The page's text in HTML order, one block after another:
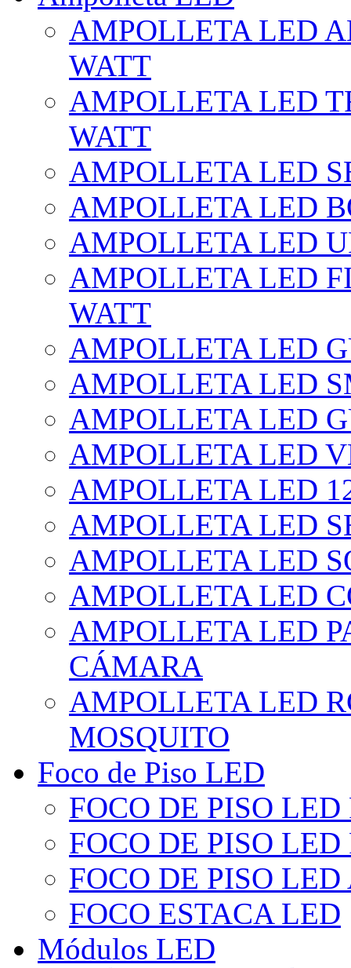
AMPOLLETA LED
WATT
AMPOLLETA LED
WATT
AMPOLLETA LED
AMPOLLETA LED
AMPOLLETA LED
AMPOLLETA LED
WATT
AMPOLLETA LED
AMPOLLETA LED
AMPOLLETA LED
AMPOLLETA LED
AMPOLLETA LED
AMPOLLETA LED
AMPOLLETA LED
AMPOLLETA LED
AMPOLLETA LED
CÁMARA
AMPOLLETA LED
MOSQUITO
Foco de Piso LED
FOCO DE PISO
FOCO DE PISO
FOCO DE PISO
FOCO ESTACA LED
Módulos LED